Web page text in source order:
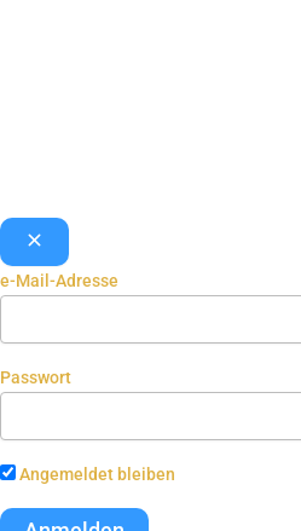
e-Mail-Adresse
Passwort
Angemeldet bleiben